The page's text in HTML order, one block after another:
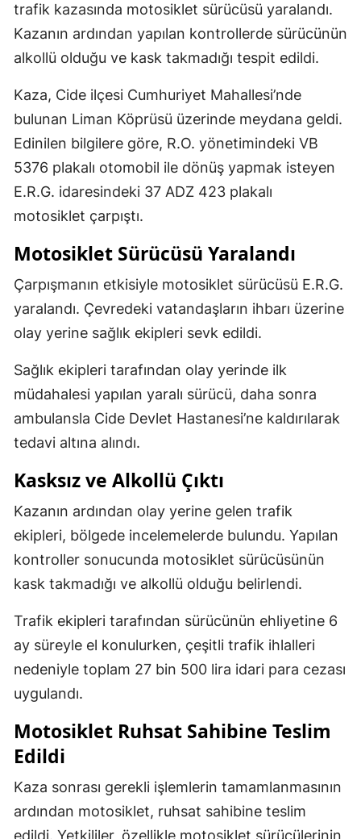
trafik kazasında motosiklet sürücüsü yaralandı.
Kazanın ardından yapılan kontrollerde sürücünün
alkollü olduğu ve kask takmadığı tespit edildi.
Kaza, Cide ilçesi Cumhuriyet Mahallesi’nde
bulunan Liman Köprüsü üzerinde meydana geldi.
Edinilen bilgilere göre, R.O. yönetimindeki VB
5376 plakalı otomobil ile dönüş yapmak isteyen
E.R.G. idaresindeki 37 ADZ 423 plakalı
motosiklet çarpıştı.
Motosiklet Sürücüsü Yaralandı
Çarpışmanın etkisiyle motosiklet sürücüsü E.R.G.
yaralandı. Çevredeki vatandaşların ihbarı üzerine
olay yerine sağlık ekipleri sevk edildi.
Sağlık ekipleri tarafından olay yerinde ilk
müdahalesi yapılan yaralı sürücü, daha sonra
ambulansla Cide Devlet Hastanesi’ne kaldırılarak
tedavi altına alındı.
Kasksız ve Alkollü Çıktı
Kazanın ardından olay yerine gelen trafik
ekipleri, bölgede incelemelerde bulundu. Yapılan
kontroller sonucunda motosiklet sürücüsünün
kask takmadığı ve alkollü olduğu belirlendi.
Trafik ekipleri tarafından sürücünün ehliyetine 6
ay süreyle el konulurken, çeşitli trafik ihlalleri
nedeniyle toplam 27 bin 500 lira idari para cezası
uygulandı.
Motosiklet Ruhsat Sahibine Teslim
Edildi
Kaza sonrası gerekli işlemlerin tamamlanmasının
ardından motosiklet, ruhsat sahibine teslim
edildi. Yetkililer, özellikle motosiklet sürücülerinin